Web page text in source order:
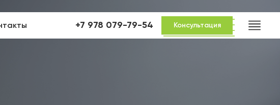
+7 978 079-79-54 Консультация